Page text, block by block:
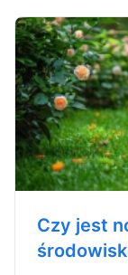
Czy jest